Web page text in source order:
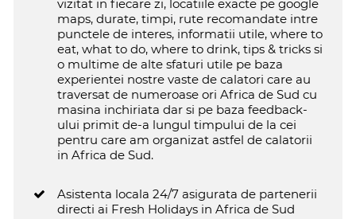
vizitat in fiecare zi, locatiile exacte pe google
maps, durate, timpi, rute recomandate intre
punctele de interes, informatii utile, where to
eat, what to do, where to drink, tips & tricks si
o multime de alte sfaturi utile pe baza
experientei nostre vaste de calatori care au
traversat de numeroase ori Africa de Sud cu
masina inchiriata dar si pe baza feedback-
ului primit de-a lungul timpului de la cei
pentru care am organizat astfel de calatorii
in Africa de Sud.
Asistenta locala 24/7 asigurata de partenerii
directi ai Fresh Holidays in Africa de Sud